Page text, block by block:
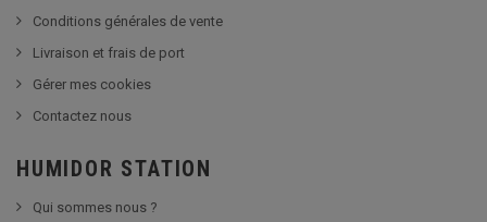
Conditions générales de vente
Livraison et frais de port
Gérer mes cookies
Contactez nous
HUMIDOR STATION
Qui sommes nous ?